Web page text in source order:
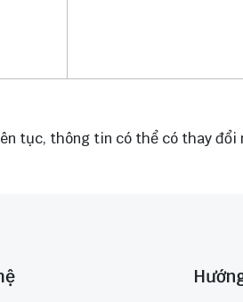
tục, thông tin có thể có thay